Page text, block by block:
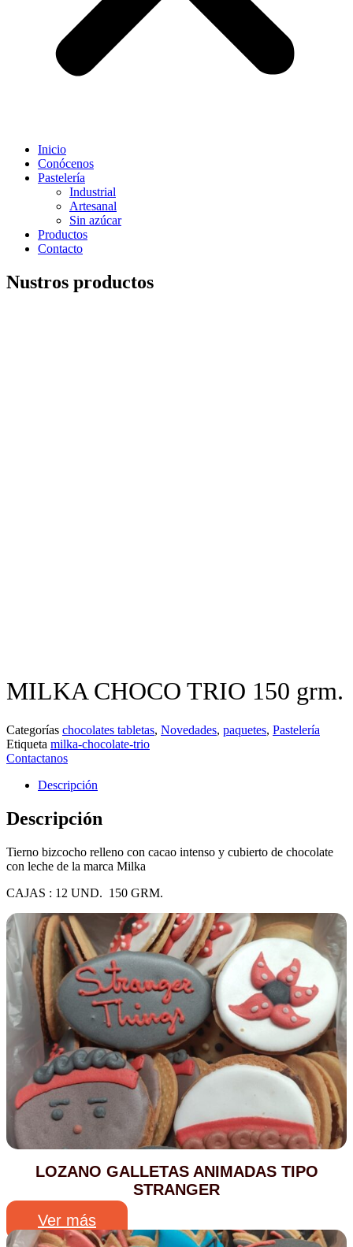
Inicio
Conócenos
Pastelería
Industrial
Artesanal
Sin azúcar
Productos
Contacto
Nustros productos
MILKA CHOCO TRIO 150 grm.
Categorías chocolates tabletas, Novedades, paquetes, Pastelería
Etiqueta milka-chocolate-trio
Contactanos
Descripción
Descripción
Tierno bizcocho relleno con cacao intenso y cubierto de chocolate
con leche de la marca Milka
CAJAS : 12 UND. 150 GRM.
LOZANO GALLETAS ANIMADAS TIPO
STRANGER
Ver más